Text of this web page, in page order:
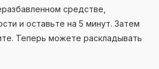
средстве,
и оставьте на 5 минут. Затем
Теперь можете раскладывать